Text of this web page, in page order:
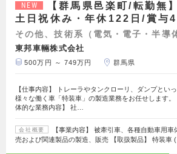
NEW
【群馬県邑楽町/転勤無
土日祝休み・年休122日/賞与
その他、技術系（電気・電子・半導
東邦車輛株式会社
500万円 ～ 749万円 群馬県
【仕事内容】 トレーラやタンクローリ、ダンプとい
様々な働く車「特装車」の製造業務をお任せします。
体的な業務内容】 社…
会社概要
【事業内容】 被牽引車、各種自動車用
売および関連製品の製造、販売 【取扱製品】 特装車